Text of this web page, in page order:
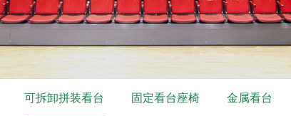
可拆卸拼装看台 固定看台座椅 金属看台